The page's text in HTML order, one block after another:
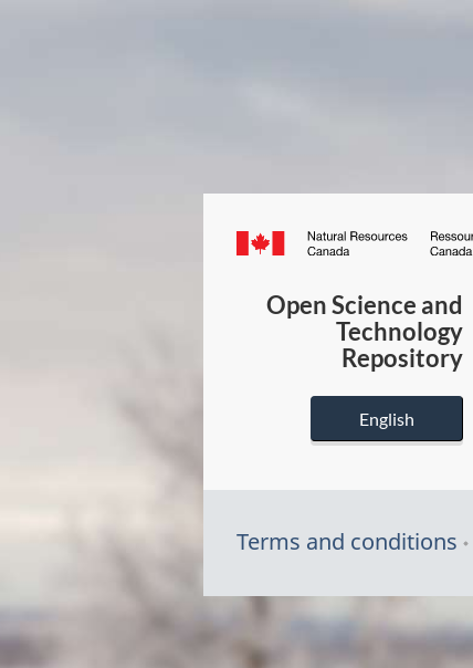
Canada.ca
Open Science and
Technology
Repository
English
Terms and conditions